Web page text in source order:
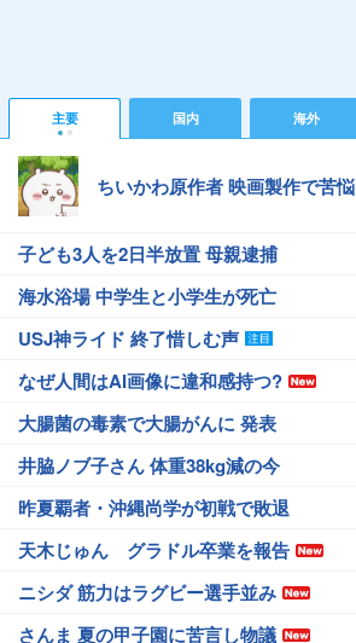
主要 国内 海外
ちいかわ原作者 映画製作で苦悩
子ども3人を2日半放置 母親逮捕
海水浴場 中学生と小学生が死亡
USJ神ライド 終了惜しむ声
なぜ人間はAI画像に違和感持つ?
大腸菌の毒素で大腸がんに 発表
井脇ノブ子さん 体重38kg減の今
昨夏覇者・沖縄尚学が初戦で敗退
天木じゅん グラドル卒業を報告
ニシダ 筋力はラグビー選手並み
さんま 夏の甲子園に苦言し物議